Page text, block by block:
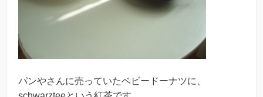
パンやさんに売っていたベビードーナツに、